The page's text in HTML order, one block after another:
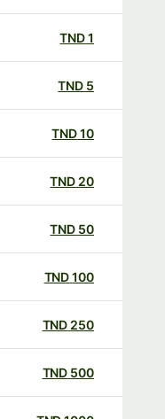
TND
TND
TND
20
TND
50
TND
100
TND
250
TND
500
TND